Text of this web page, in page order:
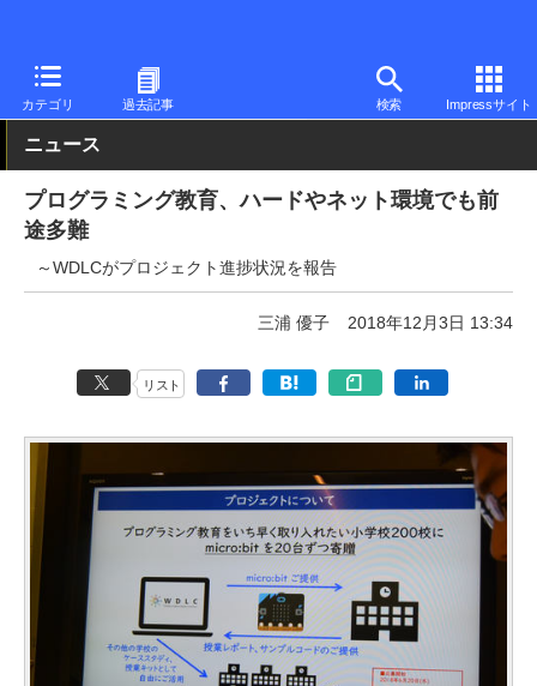
カテゴリ 過去記事 検索 Impressサイト
PC Watch 市場 動向
ニュース
プログラミング教育、ハードやネット環境でも前
途多難
～WDLCがプロジェクト進捗状況を報告
三浦 優子 2018年12月3日 13:34
リスト